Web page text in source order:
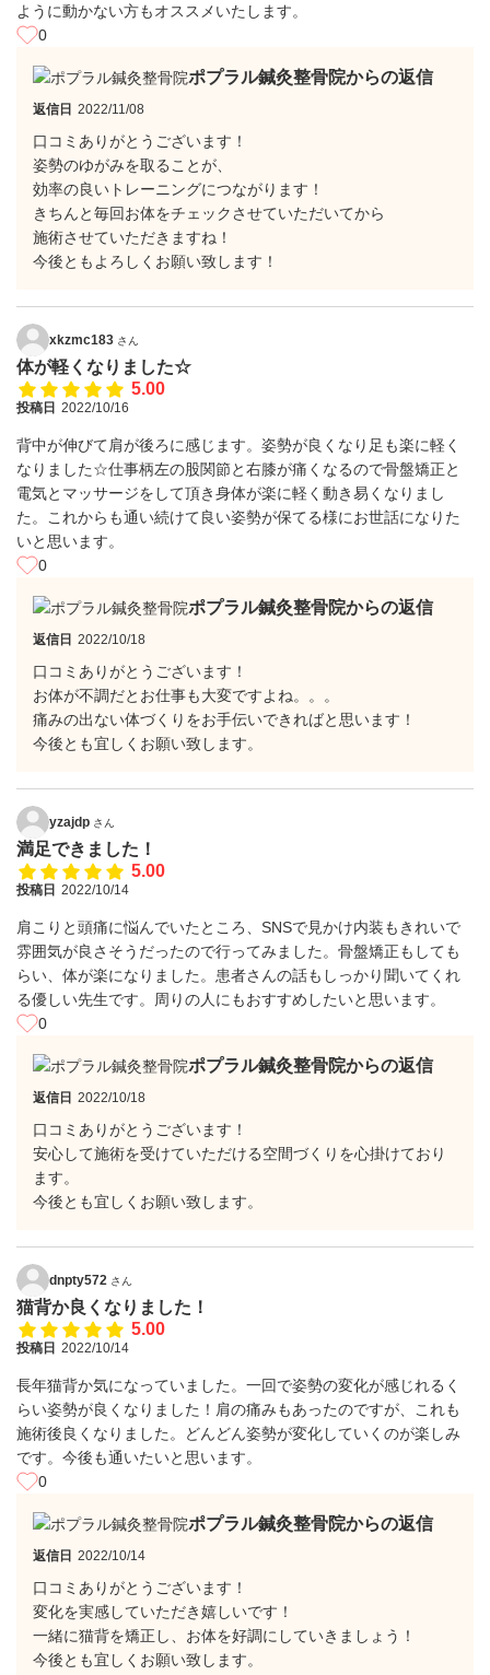
ように動かない方もオススメいたします。
0
ポプラル鍼灸整骨院からの返信
返信日 2022/11/08
口コミありがとうございます！
姿勢のゆがみを取ることが、
効率の良いトレーニングにつながります！
きちんと毎回お体をチェックさせていただいてから
施術させていただきますね！
今後ともよろしくお願い致します！
xkzmc183 さん
体が軽くなりました☆
5.00
投稿日 2022/10/16
背中が伸びて肩が後ろに感じます。姿勢が良くなり足も楽に軽く
なりました☆仕事柄左の股関節と右膝が痛くなるので骨盤矯正と
電気とマッサージをして頂き身体が楽に軽く動き易くなりまし
た。これからも通い続けて良い姿勢が保てる様にお世話になりた
いと思います。
0
ポプラル鍼灸整骨院からの返信
返信日 2022/10/18
口コミありがとうございます！
お体が不調だとお仕事も大変ですよね。。。
痛みの出ない体づくりをお手伝いできればと思います！
今後とも宜しくお願い致します。
yzajdp さん
満足できました！
5.00
投稿日 2022/10/14
肩こりと頭痛に悩んでいたところ、SNSで見かけ内装もきれいで
雰囲気が良さそうだったので行ってみました。骨盤矯正もしても
らい、体が楽になりました。患者さんの話もしっかり聞いてくれ
る優しい先生です。周りの人にもおすすめしたいと思います。
0
ポプラル鍼灸整骨院からの返信
返信日 2022/10/18
口コミありがとうございます！
安心して施術を受けていただける空間づくりを心掛けており
ます。
今後とも宜しくお願い致します。
dnpty572 さん
猫背か良くなりました！
5.00
投稿日 2022/10/14
長年猫背か気になっていました。一回で姿勢の変化が感じれるく
らい姿勢が良くなりました！肩の痛みもあったのですが、これも
施術後良くなりました。どんどん姿勢が変化していくのが楽しみ
です。今後も通いたいと思います。
0
ポプラル鍼灸整骨院からの返信
返信日 2022/10/14
口コミありがとうございます！
変化を実感していただき嬉しいです！
一緒に猫背を矯正し、お体を好調にしていきましょう！
今後とも宜しくお願い致します。